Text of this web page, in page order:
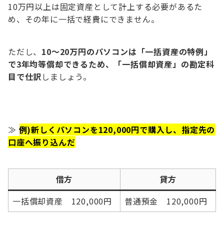
10万円以上は固定資産として計上する必要があるた
め、その年に一括で経費にできません。
ただし、 10～20万円のパソコンは「一括資産の特例」
で3年均等償却できるため、「一括償却資産」の勘定科
目で仕訳しましょう。
≫ 例)新しくパソコンを120,000円で購入し、指定先の
口座へ振り込んだ
借方
貸方
一括償却資産 120,000円
普通預金 120,000円